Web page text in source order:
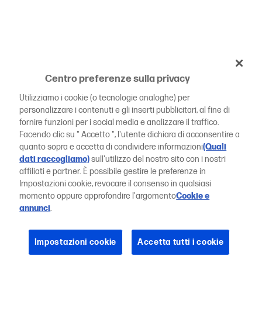
Centro preferenze sulla privacy
Utilizziamo i cookie (o tecnologie analoghe) per
personalizzare i contenuti e gli inserti pubblicitari, al fine di
fornire funzioni per i social media e analizzare il traffico.
Facendo clic su " Accetto ", l'utente dichiara di acconsentire a
quanto sopra e accetta di condividere informazioni(Quali
dati raccogliamo)sull'utilizzo del nostro sito con i nostri
affiliati e partner. È possibile gestire le preferenze in
Impostazioni cookie, revocare il consenso in qualsiasi
momento oppure approfondire l'argomentoCookie e
annunci.
Impostazioni cookie Accetta tutti i cookie